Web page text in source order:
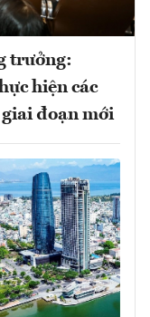
trưởng:
hiện các
đoạn mới